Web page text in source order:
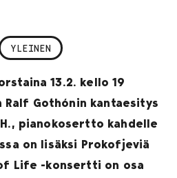
YLEINEN
13.2. kello 19
Ralf Gothónin kantaesitys
pianokosertto kahdelle
on lisäksi Prokofjeviä
Life -konsertti on osa